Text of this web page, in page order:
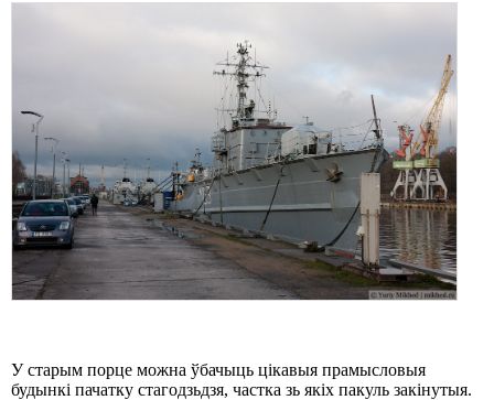
У старым порце можна ўбачыць цікавыя прамысловыя
будынкі пачатку стагодзьдзя, частка зь якіх пакуль закінутыя.